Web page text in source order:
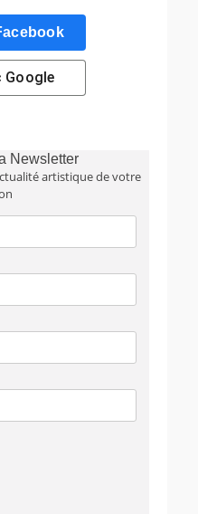
Google
Newsletter
artistique de votre